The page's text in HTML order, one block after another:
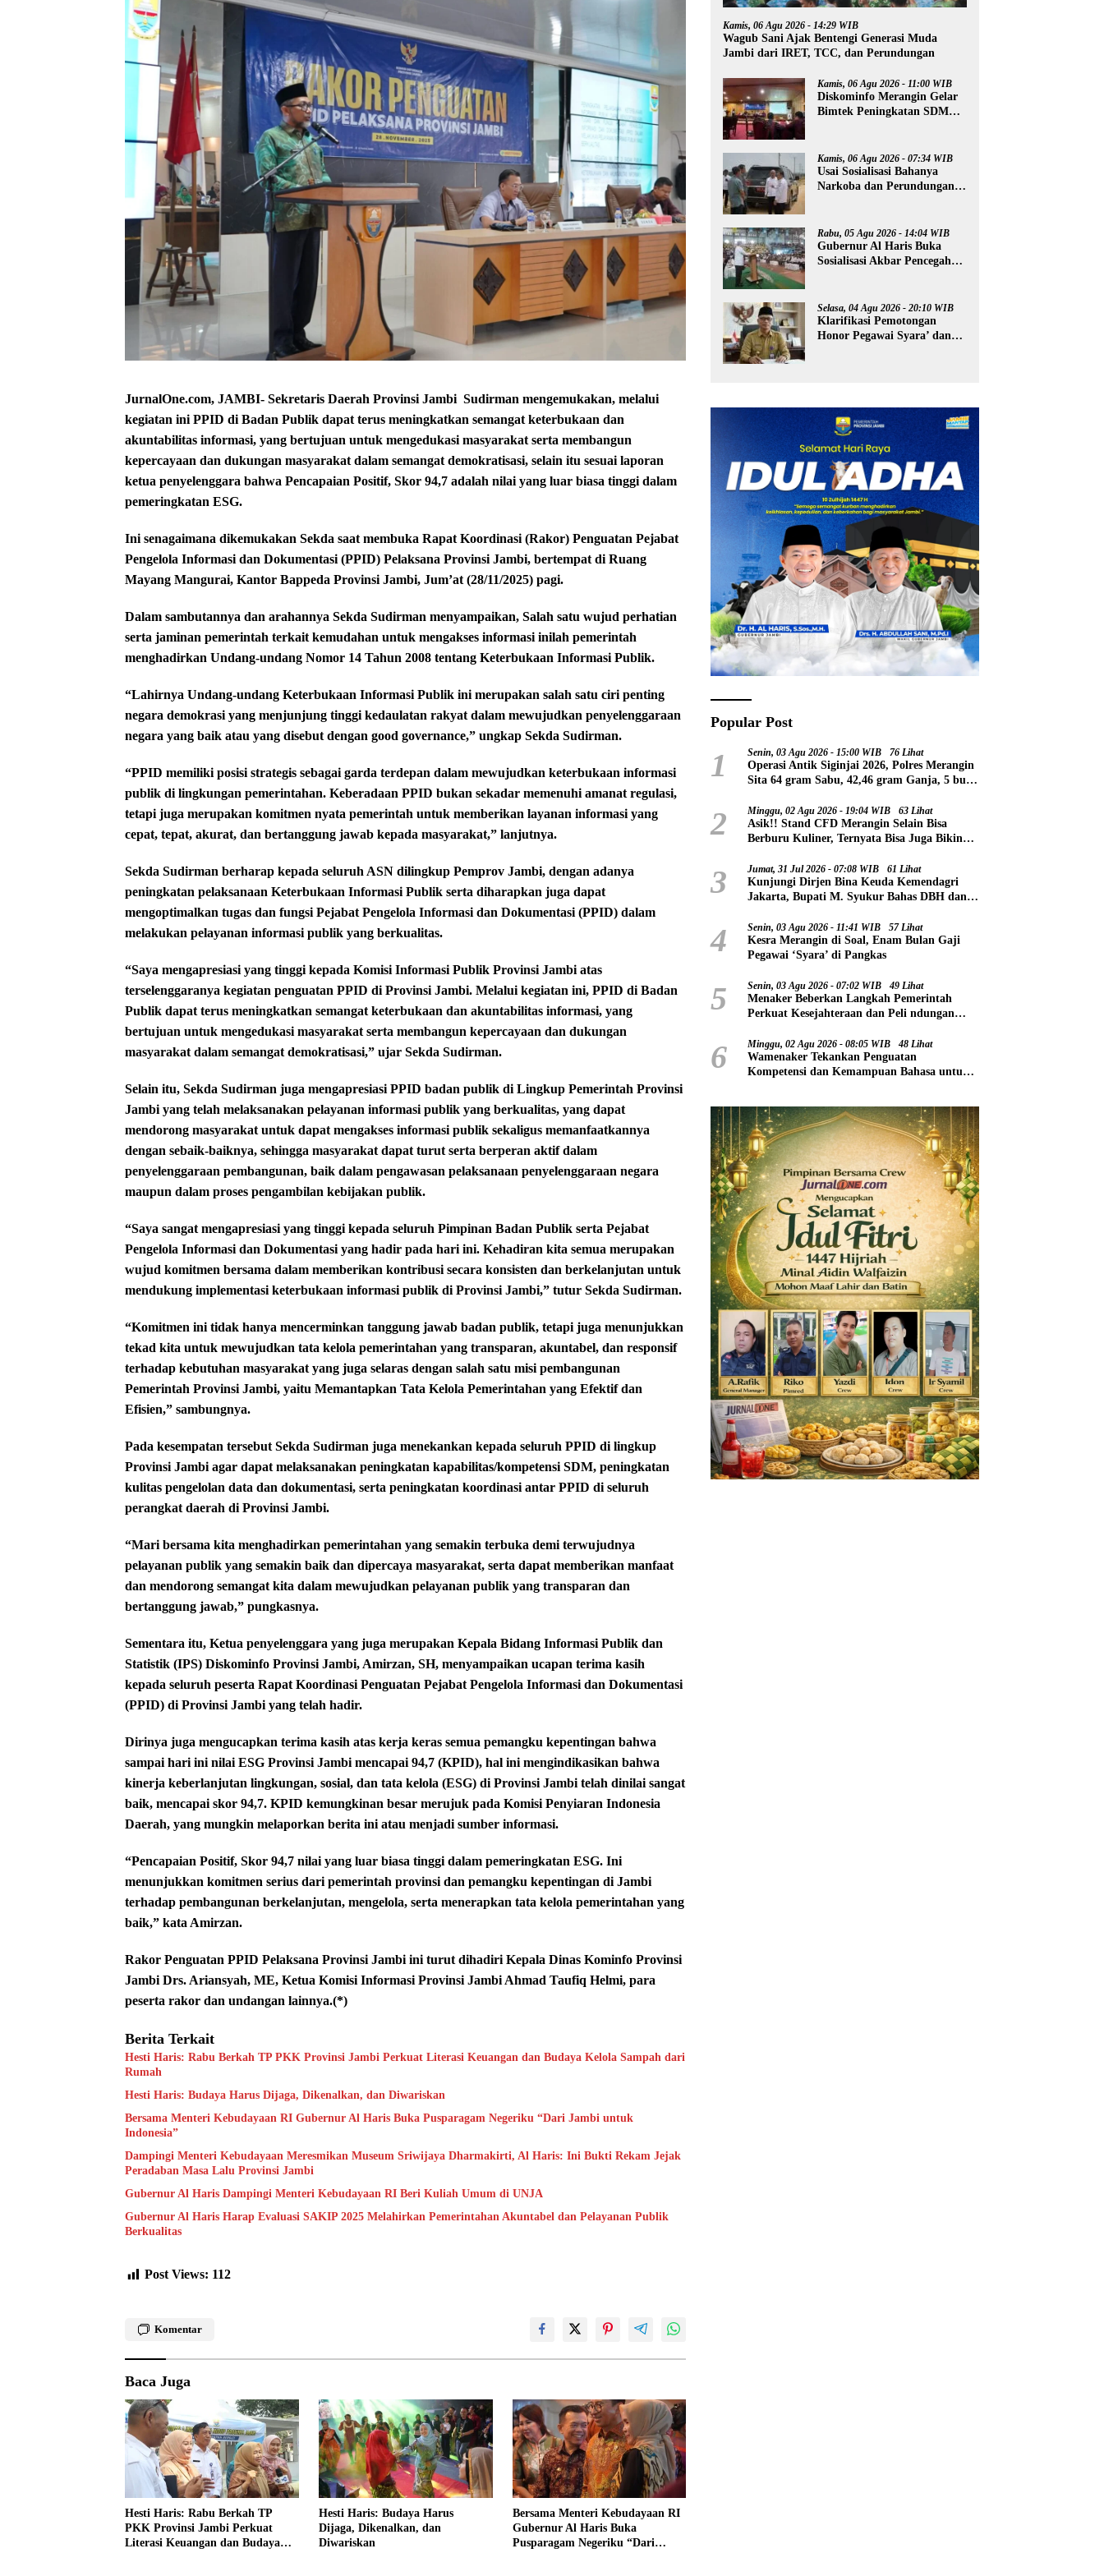
JurnalOne.com, JAMBI- Sekretaris Daerah Provinsi Jambi Sudirman mengemukakan, melalui
kegiatan ini PPID di Badan Publik dapat terus meningkatkan semangat keterbukaan dan
akuntabilitas informasi, yang bertujuan untuk mengedukasi masyarakat serta membangun
kepercayaan dan dukungan masyarakat dalam semangat demokratisasi, selain itu sesuai laporan
ketua penyelenggara bahwa Pencapaian Positif, Skor 94,7 adalah nilai yang luar biasa tinggi dalam
pemeringkatan ESG.
Ini senagaimana dikemukakan Sekda saat membuka Rapat Koordinasi (Rakor) Penguatan Pejabat
Pengelola Informasi dan Dokumentasi (PPID) Pelaksana Provinsi Jambi, bertempat di Ruang
Mayang Mangurai, Kantor Bappeda Provinsi Jambi, Jum’at (28/11/2025) pagi.
Dalam sambutannya dan arahannya Sekda Sudirman menyampaikan, Salah satu wujud perhatian
serta jaminan pemerintah terkait kemudahan untuk mengakses informasi inilah pemerintah
menghadirkan Undang-undang Nomor 14 Tahun 2008 tentang Keterbukaan Informasi Publik.
“Lahirnya Undang-undang Keterbukaan Informasi Publik ini merupakan salah satu ciri penting
negara demokrasi yang menjunjung tinggi kedaulatan rakyat dalam mewujudkan penyelenggaraan
negara yang baik atau yang disebut dengan good governance,” ungkap Sekda Sudirman.
“PPID memiliki posisi strategis sebagai garda terdepan dalam mewujudkan keterbukaan informasi
publik di lingkungan pemerintahan. Keberadaan PPID bukan sekadar memenuhi amanat regulasi,
tetapi juga merupakan komitmen nyata pemerintah untuk memberikan layanan informasi yang
cepat, tepat, akurat, dan bertanggung jawab kepada masyarakat,” lanjutnya.
Sekda Sudirman berharap kepada seluruh ASN dilingkup Pemprov Jambi, dengan adanya
peningkatan pelaksanaan Keterbukaan Informasi Publik serta diharapkan juga dapat
mengoptimalkan tugas dan fungsi Pejabat Pengelola Informasi dan Dokumentasi (PPID) dalam
melakukan pelayanan informasi publik yang berkualitas.
“Saya mengapresiasi yang tinggi kepada Komisi Informasi Publik Provinsi Jambi atas
terselenggaranya kegiatan penguatan PPID di Provinsi Jambi. Melalui kegiatan ini, PPID di Badan
Publik dapat terus meningkatkan semangat keterbukaan dan akuntabilitas informasi, yang
bertujuan untuk mengedukasi masyarakat serta membangun kepercayaan dan dukungan
masyarakat dalam semangat demokratisasi,” ujar Sekda Sudirman.
Selain itu, Sekda Sudirman juga mengapresiasi PPID badan publik di Lingkup Pemerintah Provinsi
Jambi yang telah melaksanakan pelayanan informasi publik yang berkualitas, yang dapat
mendorong masyarakat untuk dapat mengakses informasi publik sekaligus memanfaatkannya
dengan sebaik-baiknya, sehingga masyarakat dapat turut serta berperan aktif dalam
penyelenggaraan pembangunan, baik dalam pengawasan pelaksanaan penyelenggaraan negara
maupun dalam proses pengambilan kebijakan publik.
“Saya sangat mengapresiasi yang tinggi kepada seluruh Pimpinan Badan Publik serta Pejabat
Pengelola Informasi dan Dokumentasi yang hadir pada hari ini. Kehadiran kita semua merupakan
wujud komitmen bersama dalam memberikan kontribusi secara konsisten dan berkelanjutan untuk
mendukung implementasi keterbukaan informasi publik di Provinsi Jambi,” tutur Sekda Sudirman.
“Komitmen ini tidak hanya mencerminkan tanggung jawab badan publik, tetapi juga menunjukkan
tekad kita untuk mewujudkan tata kelola pemerintahan yang transparan, akuntabel, dan responsif
terhadap kebutuhan masyarakat yang juga selaras dengan salah satu misi pembangunan
Pemerintah Provinsi Jambi, yaitu Memantapkan Tata Kelola Pemerintahan yang Efektif dan
Efisien,” sambungnya.
Pada kesempatan tersebut Sekda Sudirman juga menekankan kepada seluruh PPID di lingkup
Provinsi Jambi agar dapat melaksanakan peningkatan kapabilitas/kompetensi SDM, peningkatan
kulitas pengelolan data dan dokumentasi, serta peningkatan koordinasi antar PPID di seluruh
perangkat daerah di Provinsi Jambi.
“Mari bersama kita menghadirkan pemerintahan yang semakin terbuka demi terwujudnya
pelayanan publik yang semakin baik dan dipercaya masyarakat, serta dapat memberikan manfaat
dan mendorong semangat kita dalam mewujudkan pelayanan publik yang transparan dan
bertanggung jawab,” pungkasnya.
Sementara itu, Ketua penyelenggara yang juga merupakan Kepala Bidang Informasi Publik dan
Statistik (IPS) Diskominfo Provinsi Jambi, Amirzan, SH, menyampaikan ucapan terima kasih
kepada seluruh peserta Rapat Koordinasi Penguatan Pejabat Pengelola Informasi dan Dokumentasi
(PPID) di Provinsi Jambi yang telah hadir.
Dirinya juga mengucapkan terima kasih atas kerja keras semua pemangku kepentingan bahwa
sampai hari ini nilai ESG Provinsi Jambi mencapai 94,7 (KPID), hal ini mengindikasikan bahwa
kinerja keberlanjutan lingkungan, sosial, dan tata kelola (ESG) di Provinsi Jambi telah dinilai sangat
baik, mencapai skor 94,7. KPID kemungkinan besar merujuk pada Komisi Penyiaran Indonesia
Daerah, yang mungkin melaporkan berita ini atau menjadi sumber informasi.
“Pencapaian Positif, Skor 94,7 nilai yang luar biasa tinggi dalam pemeringkatan ESG. Ini
menunjukkan komitmen serius dari pemerintah provinsi dan pemangku kepentingan di Jambi
terhadap pembangunan berkelanjutan, mengelola, serta menerapkan tata kelola pemerintahan yang
baik,” kata Amirzan.
Rakor Penguatan PPID Pelaksana Provinsi Jambi ini turut dihadiri Kepala Dinas Kominfo Provinsi
Jambi Drs. Ariansyah, ME, Ketua Komisi Informasi Provinsi Jambi Ahmad Taufiq Helmi, para
peserta rakor dan undangan lainnya.(*)
Berita Terkait
Hesti Haris: Rabu Berkah TP PKK Provinsi Jambi Perkuat Literasi Keuangan dan Budaya Kelola Sampah dari
Rumah
Hesti Haris: Budaya Harus Dijaga, Dikenalkan, dan Diwariskan
Bersama Menteri Kebudayaan RI Gubernur Al Haris Buka Pusparagam Negeriku “Dari Jambi untuk
Indonesia”
Dampingi Menteri Kebudayaan Meresmikan Museum Sriwijaya Dharmakirti, Al Haris: Ini Bukti Rekam Jejak
Peradaban Masa Lalu Provinsi Jambi
Gubernur Al Haris Dampingi Menteri Kebudayaan RI Beri Kuliah Umum di UNJA
Gubernur Al Haris Harap Evaluasi SAKIP 2025 Melahirkan Pemerintahan Akuntabel dan Pelayanan Publik
Berkualitas
Post Views: 112
Komentar
Baca Juga
Hesti Haris: Rabu Berkah TP
PKK Provinsi Jambi Perkuat
Literasi Keuangan dan Budaya
Hesti Haris: Budaya Harus
Dijaga, Dikenalkan, dan
Diwariskan
Bersama Menteri Kebudayaan RI
Gubernur Al Haris Buka
Pusparagam Negeriku “Dari
Kamis, 06 Agu 2026 - 14:29 WIB
Wagub Sani Ajak Bentengi Generasi Muda
Jambi dari IRET, TCC, dan Perundungan
Kamis, 06 Agu 2026 - 11:00 WIB
Diskominfo Merangin Gelar
Bimtek Peningkatan SDM
Kamis, 06 Agu 2026 - 07:34 WIB
Usai Sosialisasi Bahanya
Narkoba dan Perundungan,
Rakyat
Rabu, 05 Agu 2026 - 14:04 WIB
Gubernur Al Haris Buka
Sosialisasi Akbar Pencegahan
Selasa, 04 Agu 2026 - 20:10 WIB
Klarifikasi Pemotongan
Honor Pegawai Syara’ dan
Popular Post
1 Senin, 03 Agu 2026 - 15:00 WIB 76 Lihat
Operasi Antik Siginjai 2026, Polres Merangin
Sita 64 gram Sabu, 42,46 gram Ganja, 5 butir
2 Minggu, 02 Agu 2026 - 19:04 WIB 63 Lihat
Asik!! Stand CFD Merangin Selain Bisa
Berburu Kuliner, Ternyata Bisa Juga Bikin
3 Jumat, 31 Jul 2026 - 07:08 WIB 61 Lihat
Kunjungi Dirjen Bina Keuda Kemendagri
Jakarta, Bupati M. Syukur Bahas DBH dan
4 Senin, 03 Agu 2026 - 11:41 WIB 57 Lihat
Kesra Merangin di Soal, Enam Bulan Gaji
Pegawai ‘Syara’ di Pangkas
5 Senin, 03 Agu 2026 - 07:02 WIB 49 Lihat
Menaker Beberkan Langkah Pemerintah
Perkuat Kesejahteraan dan Peli ndungan
6 Minggu, 02 Agu 2026 - 08:05 WIB 48 Lihat
Wamenaker Tekankan Penguatan
Kompetensi dan Kemampuan Bahasa untuk